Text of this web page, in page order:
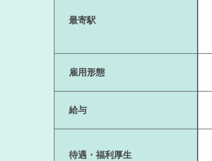
最寄駅
雇用形態
給与
待遇・福利厚生